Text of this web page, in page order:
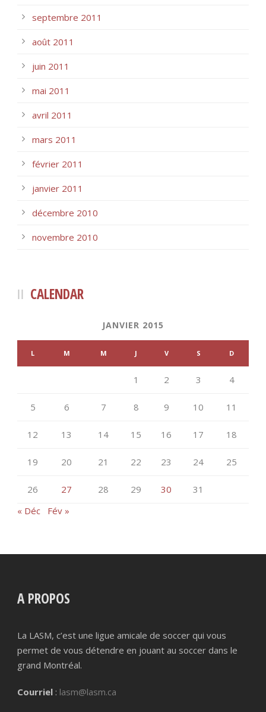
septembre 2011
août 2011
juin 2011
mai 2011
avril 2011
mars 2011
février 2011
janvier 2011
décembre 2010
novembre 2010
CALENDAR
JANVIER 2015
L M M J V S D
1 2 3 4
5 6 7 8 9 10 11
12 13 14 15 16 17 18
19 20 21 22 23 24 25
26 27 28 29 30
31
« Déc
Fév »
A PROPOS
La LASM, c’est une ligue amicale de soccer qui vous
permet de vous détendre en jouant au soccer dans le
grand Montréal.
Courriel : lasm@lasm.ca